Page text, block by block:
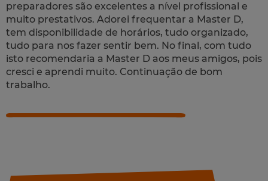
preparadores são excelentes a nível profissional e
muito prestativos. Adorei frequentar a Master D,
tem disponibilidade de horários, tudo organizado,
tudo para nos fazer sentir bem. No final, com tudo
isto recomendaria a Master D aos meus amigos, pois
cresci e aprendi muito. Continuação de bom
trabalho.